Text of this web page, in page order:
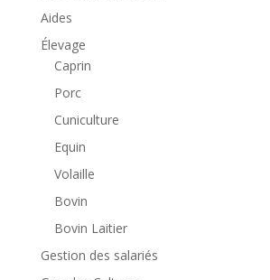
Aides
Élevage
Caprin
Porc
Cuniculture
Equin
Volaille
Bovin
Bovin Laitier
Gestion des salariés